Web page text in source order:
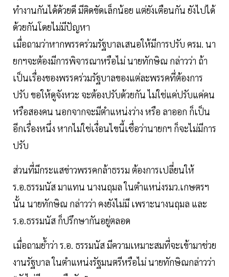
ทำงานกันได้ด้วยดี มีติดขัดเล็กน้อย แต่ยังเตือนกัน ยังไปได้
ด้วยกันโดยไม่มีปัญหา
เมื่อถามว่าหากพรรคร่วมรัฐบาลเสนอให้มีการปรับ ครม. นา
ยกฯจะต้องมีการพิจารณาหรือไม่ นายทักษิณ กล่าวว่า ถ้า
เป็นเรื่องของพรรคร่วมรัฐบาลของแต่ละพรรคที่ต้องการ
ปรับ ขอให้ดูจังหวะ จะต้องปรับด้วยกัน ไม่ใช่แค่ปรับแค่คน
หรือสองคน นอกจากจะมีตำแหน่งว่าง หรือ ลาออก ก็เป็น
อีกเรื่องหนึ่ง หากไม่ใช่เงื่อนไขนี้เชื่อว่านายกฯ ก็จะไม่มีการ
ปรับ
ส่วนที่มีกระแสข่าวพรรคกล้าธรรม ต้องการเปลี่ยนให้
ร.อ.ธรรมนัส มาแทน นางนฤมล ในตำแหน่งรมว.เกษตรฯ
นั้น นายทักษิณ กล่าวว่า คงยังไม่มี เพราะนางนฤมล และ
ร.อ.ธรรมนัส ก็ปรึกษากันอยู่ตลอด
เมื่อถามย้ำว่า ร.อ. ธรรมนัส มีความเหมาะสมที่จะเข้ามาช่วย
งานรัฐบาล ในตำแหน่งรัฐมนตรีหรือไม่ นายทักษิณกล่าวว่า